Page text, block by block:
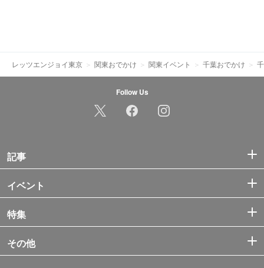
レッツエンジョイ東京 関東おでかけ 関東イベント 千葉おでかけ
Follow Us
記事
イベント
特集
その他